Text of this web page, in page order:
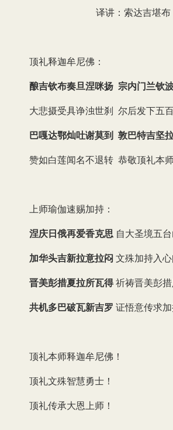
译讲：索达吉堪布
顶礼释迦牟尼佛：
酿吉钦布奏旦涅咪扬 宗内门兰钦
大悲摄受具诤浊世刹 尔后发下五
巴嘎达鄂灿吐谢莫到 敦巴特吉坚
赞如白莲闻名不退转 恭敬顶礼本
上师瑜伽速赐加持：
涅庆日俄再爱香克思 自大圣境五
加华头吉新拉意拉闷 文殊加持入
晋美彭措夏拉所瓦得祈祷晋美彭措
共机多巴破瓦新吉罗 证悟意传求
顶礼本师释迦牟尼佛！
顶礼文殊智慧勇士！
顶礼传承大恩上师！